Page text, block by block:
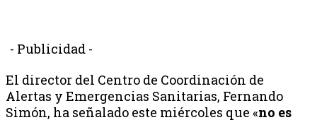
- Publicidad -
El director del Centro de Coordinación de
Alertas y Emergencias Sanitarias, Fernando
Simón, ha señalado este miércoles que «no es